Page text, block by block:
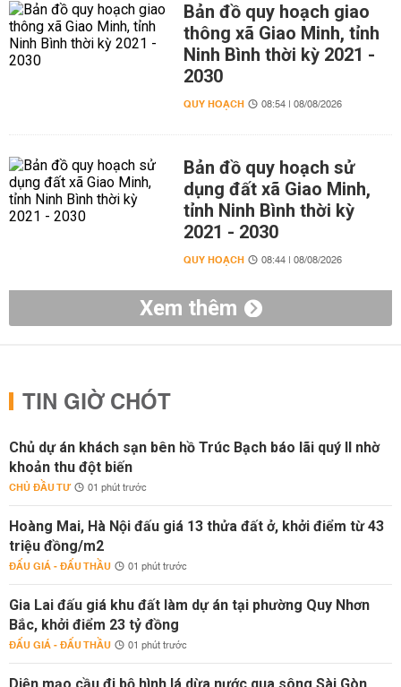
Bản đồ quy hoạch giao
thông xã Giao Minh, tỉnh
Ninh Bình thời kỳ 2021 -
2030
QUY HOẠCH 08:54 | 08/08/2026
Bản đồ quy hoạch sử
dụng đất xã Giao Minh,
tỉnh Ninh Bình thời kỳ
2021 - 2030
QUY HOẠCH 08:44 | 08/08/2026
Xem thêm
TIN GIỜ CHÓT
Chủ dự án khách sạn bên hồ Trúc Bạch báo lãi quý II nhờ
khoản thu đột biến
CHỦ ĐẦU TƯ 01 phút trước
Hoàng Mai, Hà Nội đấu giá 13 thửa đất ở, khởi điểm từ 43
triệu đồng/m2
ĐẤU GIÁ - ĐẤU THẦU 01 phút trước
Gia Lai đấu giá khu đất làm dự án tại phường Quy Nhơn
Bắc, khởi điểm 23 tỷ đồng
ĐẤU GIÁ - ĐẤU THẦU 01 phút trước